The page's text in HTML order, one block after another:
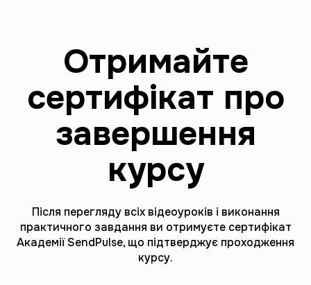
Отримайте
сертифікат про
завершення
курсу
Після перегляду всіх відеоуроків і виконання
практичного завдання ви отримуєте сертифікат
Академії SendPulse, що підтверджує проходження
курсу.